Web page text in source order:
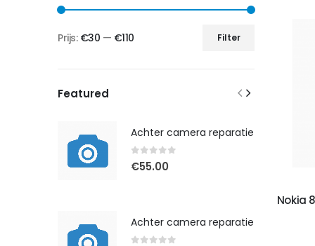
Nokia
Min.
prijs
Max.
prijs
Filter
Prijs: €30 — €110
Featured
Achter camera reparatie
0out of 5
€55.00
Achter camera reparatie